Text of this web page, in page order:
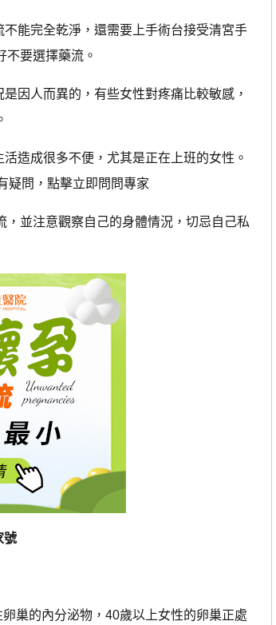
能完全乾淨，還需要上手術台接受清宮手
要選擇藥流。
人而異的，有些女性對疼痛比較敏感，
造成很多不便，尤其是正在上班的女性。
疑問，點擊立即問問專家
並注意觀察自己的身體情況，切忌自己私
號
巢的內分泌物，40歲以上女性的卵巢正處